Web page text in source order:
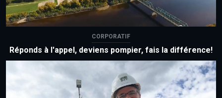
CORPORATIF
Réponds à l'appel, deviens pompier, fais la différence!